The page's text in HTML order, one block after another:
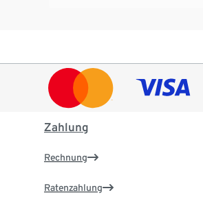
Zahlung
Rechnung
Ratenzahlung